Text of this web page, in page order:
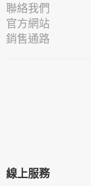
聯絡我們
官方網站
銷售通路
線上服務